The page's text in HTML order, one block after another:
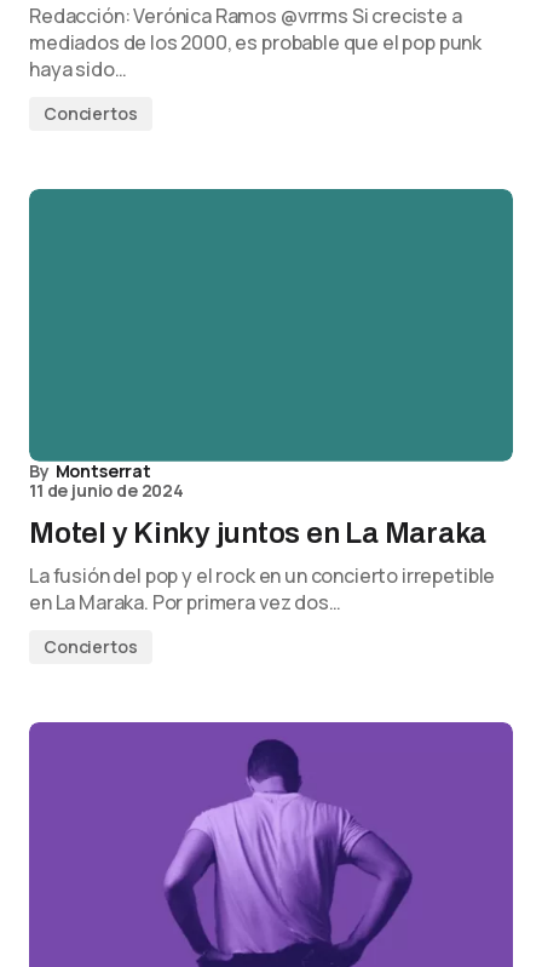
Redacción: Verónica Ramos @vrrms Si creciste a
mediados de los 2000, es probable que el pop punk
haya sido…
Conciertos
By Montserrat
11 de junio de 2024
Motel y Kinky juntos en La Maraka
La fusión del pop y el rock en un concierto irrepetible
en La Maraka. Por primera vez dos…
Conciertos